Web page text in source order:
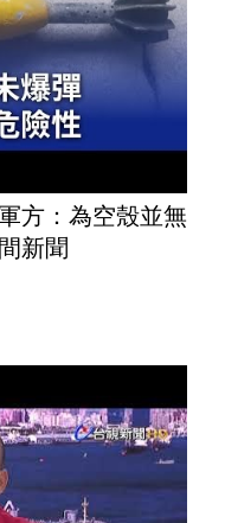
方：為空殼並無
新聞